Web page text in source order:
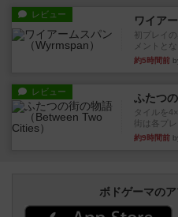
レビュー ワイア
初プレイ
メントと
約5時間前
レビュー ふたつ
タイルを
街は各プレ
約9時間前
ボドゲーマの